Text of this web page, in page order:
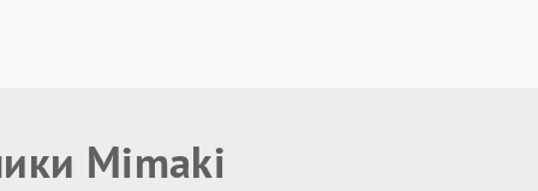
Mimaki